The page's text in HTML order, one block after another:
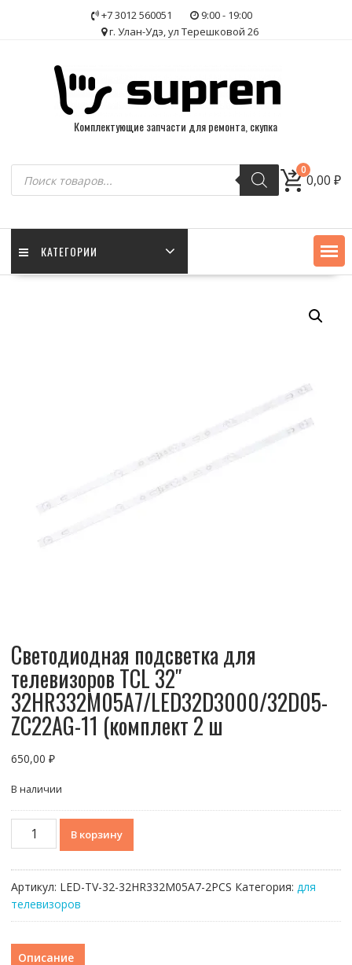
+7 3012 560051
9:00 - 19:00
г. Улан-Удэ, ул Терешковой 26
Комплектующие запчасти для ремонта, скупка
Поиск
товаров
0
0,00₽
КАТЕГОРИИ
Светодиодная подсветка для
телевизоров TCL 32″
32HR332M05A7/LED32D3000/32D05-
ZC22AG-11 (комплект 2 ш
650,00 ₽
В наличии
Количество
товара
для
телевизоров
32"
В корзину
Артикул: LED-TV-32-32HR332M05A7-2PCS Категория: для
телевизоров
Описание